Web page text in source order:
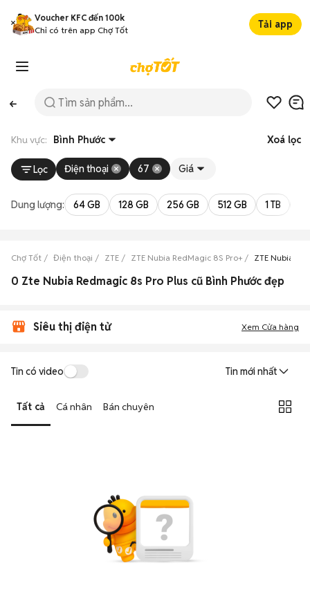
Voucher KFC đến 100k
Chỉ có trên app Chợ Tốt
Tải app
Khu vực: Bình Phước Xoá lọc
Lọc Điện thoại 67 Giá
Dung lượng: 64 GB 128 GB 256 GB 512 GB 1 TB
Chợ Tốt Điện thoại ZTE ZTE Nubia RedMagic 8S Pro+ ZTE Nubia
0 Zte Nubia Redmagic 8s Pro Plus cũ Bình Phước đẹp
Siêu thị điện tử Xem Cửa hàng
Tin có video Tin mới nhất
Tất cả Cá nhân Bán chuyên